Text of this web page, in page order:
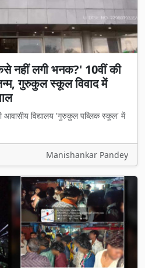
नहीं लगी भनक?' 10वीं की
गुरुकुल स्कूल विवाद में
आवासीय विद्यालय 'गुरुकुल पब्लिक स्कूल' में
Manishankar Pandey